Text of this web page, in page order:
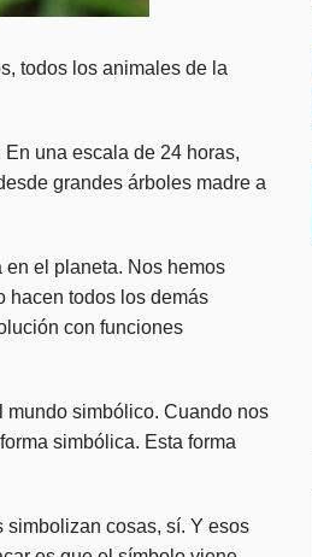
todos los animales de la
una escala de 24 horas,
grandes árboles madre a
el planeta. Nos hemos
hacen todos los demás
con funciones
mundo simbólico. Cuando nos
simbólica. Esta forma
simbolizan cosas, sí. Y esos